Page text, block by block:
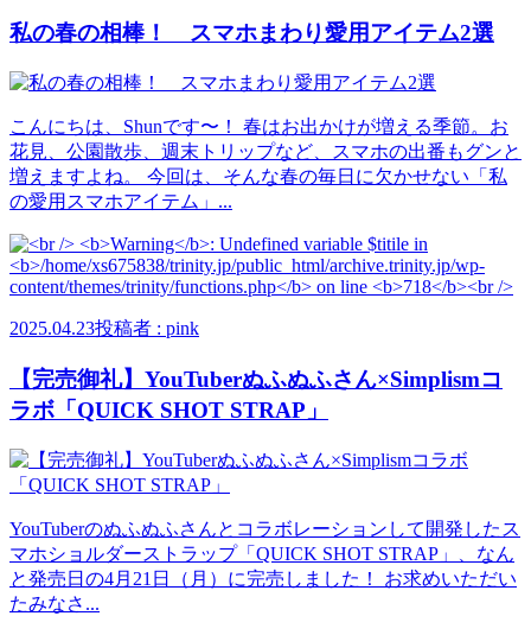
私の春の相棒！ スマホまわり愛用アイテム2選
こんにちは、Shunです〜！ 春はお出かけが増える季節。お
花見、公園散歩、週末トリップなど、スマホの出番もグンと
増えますよね。 今回は、そんな春の毎日に欠かせない「私
の愛用スマホアイテム」...
2025.04.23投稿者 : pink
【完売御礼】YouTuberぬふぬふさん×Simplismコ
ラボ「QUICK SHOT STRAP」
YouTuberのぬふぬふさんとコラボレーションして開発したス
マホショルダーストラップ「QUICK SHOT STRAP」、なん
と発売日の4月21日（月）に完売しました！ お求めいただい
たみなさ...